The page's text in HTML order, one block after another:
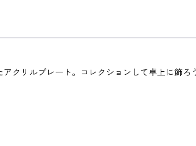
クリルプレート。コレクションして卓上に飾ろ